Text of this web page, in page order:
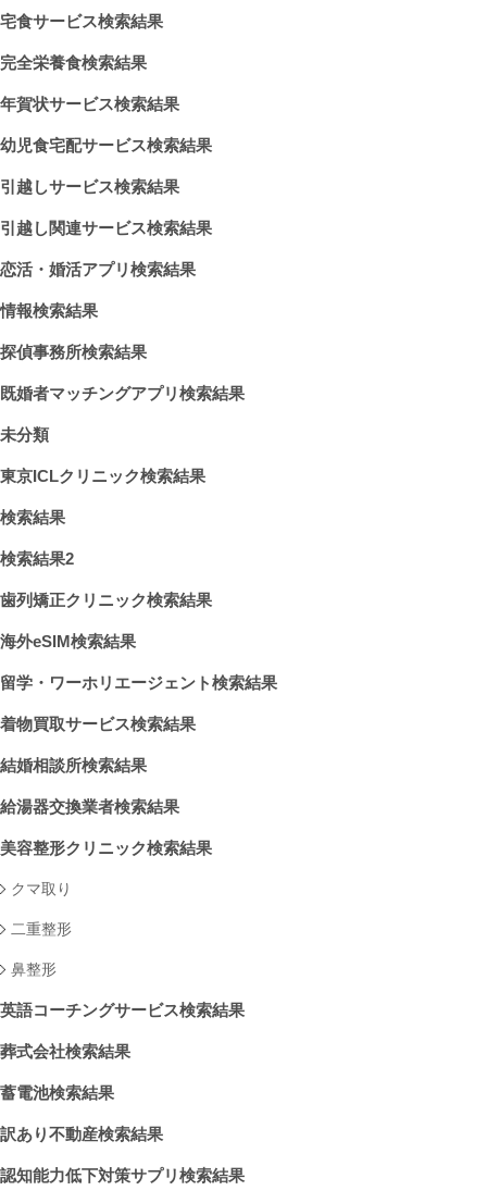
宅食サービス検索結果
完全栄養食検索結果
年賀状サービス検索結果
幼児食宅配サービス検索結果
引越しサービス検索結果
引越し関連サービス検索結果
恋活・婚活アプリ検索結果
情報検索結果
探偵事務所検索結果
既婚者マッチングアプリ検索結果
未分類
東京ICLクリニック検索結果
検索結果
検索結果2
歯列矯正クリニック検索結果
海外eSIM検索結果
留学・ワーホリエージェント検索結果
着物買取サービス検索結果
結婚相談所検索結果
給湯器交換業者検索結果
美容整形クリニック検索結果
クマ取り
二重整形
鼻整形
英語コーチングサービス検索結果
葬式会社検索結果
蓄電池検索結果
訳あり不動産検索結果
認知能力低下対策サプリ検索結果